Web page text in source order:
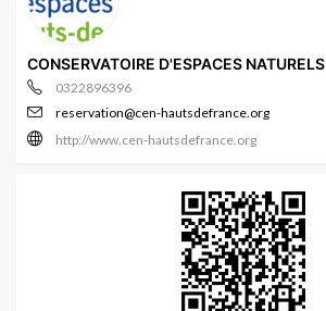
CONSERVATOIRE D'ESPACES NATURELS
0322896396
reservation@cen-hautsdefrance.org
http://www.cen-hautsdefrance.org